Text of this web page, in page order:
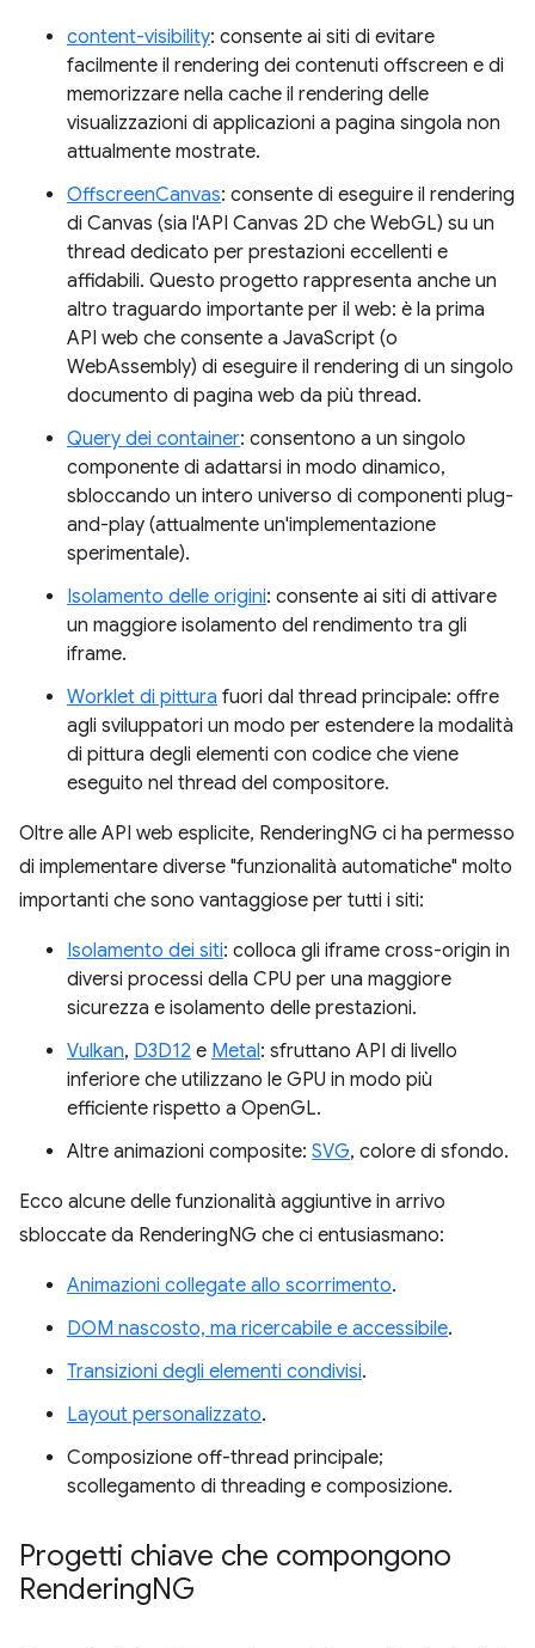
content-visibility: consente ai siti di evitare
facilmente il rendering dei contenuti offscreen e di
memorizzare nella cache il rendering delle
visualizzazioni di applicazioni a pagina singola non
attualmente mostrate.
OffscreenCanvas: consente di eseguire il rendering
di Canvas (sia l'API Canvas 2D che WebGL) su un
thread dedicato per prestazioni eccellenti e
affidabili. Questo progetto rappresenta anche un
altro traguardo importante per il web: è la prima
API web che consente a JavaScript (o
WebAssembly) di eseguire il rendering di un singolo
documento di pagina web da più thread.
Query dei container: consentono a un singolo
componente di adattarsi in modo dinamico,
sbloccando un intero universo di componenti plug-
and-play (attualmente un'implementazione
sperimentale).
Isolamento delle origini: consente ai siti di attivare
un maggiore isolamento del rendimento tra gli
iframe.
Worklet di pittura fuori dal thread principale: offre
agli sviluppatori un modo per estendere la modalità
di pittura degli elementi con codice che viene
eseguito nel thread del compositore.
Oltre alle API web esplicite, RenderingNG ci ha permesso
di implementare diverse "funzionalità automatiche" molto
importanti che sono vantaggiose per tutti i siti:
Isolamento dei siti: colloca gli iframe cross-origin in
diversi processi della CPU per una maggiore
sicurezza e isolamento delle prestazioni.
Vulkan, D3D12 e Metal: sfruttano API di livello
inferiore che utilizzano le GPU in modo più
efficiente rispetto a OpenGL.
Altre animazioni composite: SVG, colore di sfondo.
Ecco alcune delle funzionalità aggiuntive in arrivo
sbloccate da RenderingNG che ci entusiasmano:
Animazioni collegate allo scorrimento.
DOM nascosto, ma ricercabile e accessibile.
Transizioni degli elementi condivisi.
Layout personalizzato.
Composizione off-thread principale;
scollegamento di threading e composizione.
Progetti chiave che compongono
RenderingNG